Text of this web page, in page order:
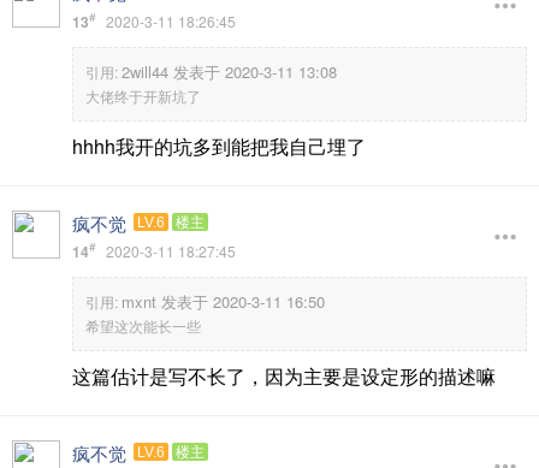
13# 2020-3-11 18:26:45
引用: 2will44 发表于 2020-3-11 13:08
大佬终于开新坑了
hhhh我开的坑多到能把我自己埋了
疯不觉 LV.6 楼主
14# 2020-3-11 18:27:45
引用: mxnt 发表于 2020-3-11 16:50
希望这次能长一些
这篇估计是写不长了，因为主要是设定形的描述嘛
疯不觉 LV.6 楼主